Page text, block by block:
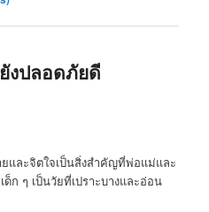
งปลอดภัยดี
และจิตใจเป็นสิ่งสำคัญที่พ่อแม่และ
ก ๆ เป็นวัยที่เปราะบางและอ่อน